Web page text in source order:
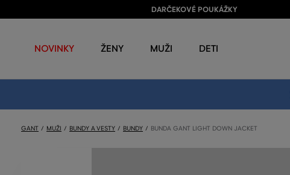
DARČEKOVÉ POUKÁŽKY
NOVINKY ŽENY MUŽI DETI
GANT MUŽI BUNDY A VESTY BUNDY BUNDA GANT LIGHT DOWN JACKET